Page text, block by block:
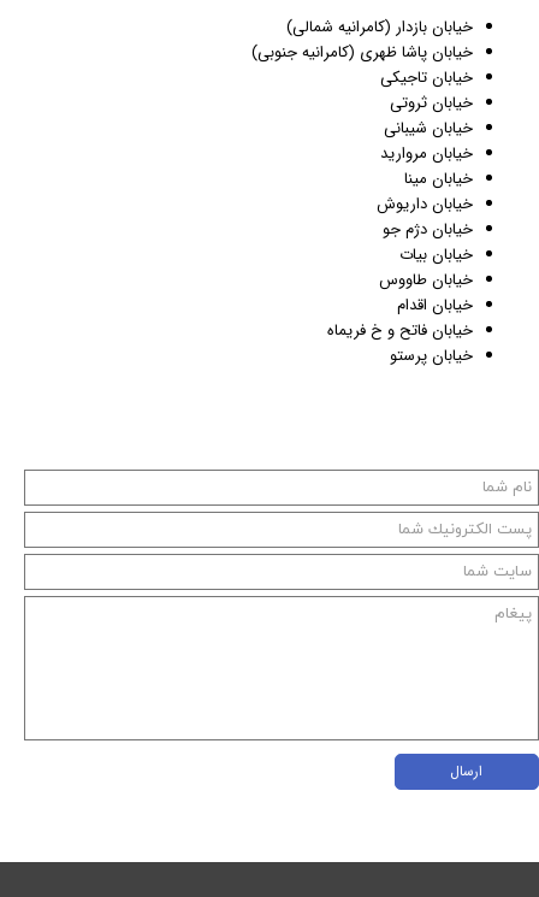
خیابان بازدار (کامرانیه شمالی)
خیابان پاشا ظهری (کامرانیه جنوبی)
خیابان تاجیکی
خیابان ثروتی
خیابان شیبانی
خیابان مروارید
خیابان مینا
خیابان داریوش
خیابان دژم جو
خیابان بیات
خیابان طاووس
خیابان اقدام
خیابان فاتح و خ فریماه
خیابان پرستو
ارسال